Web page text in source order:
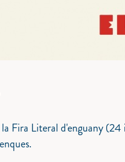
Fira Literal d'enguany